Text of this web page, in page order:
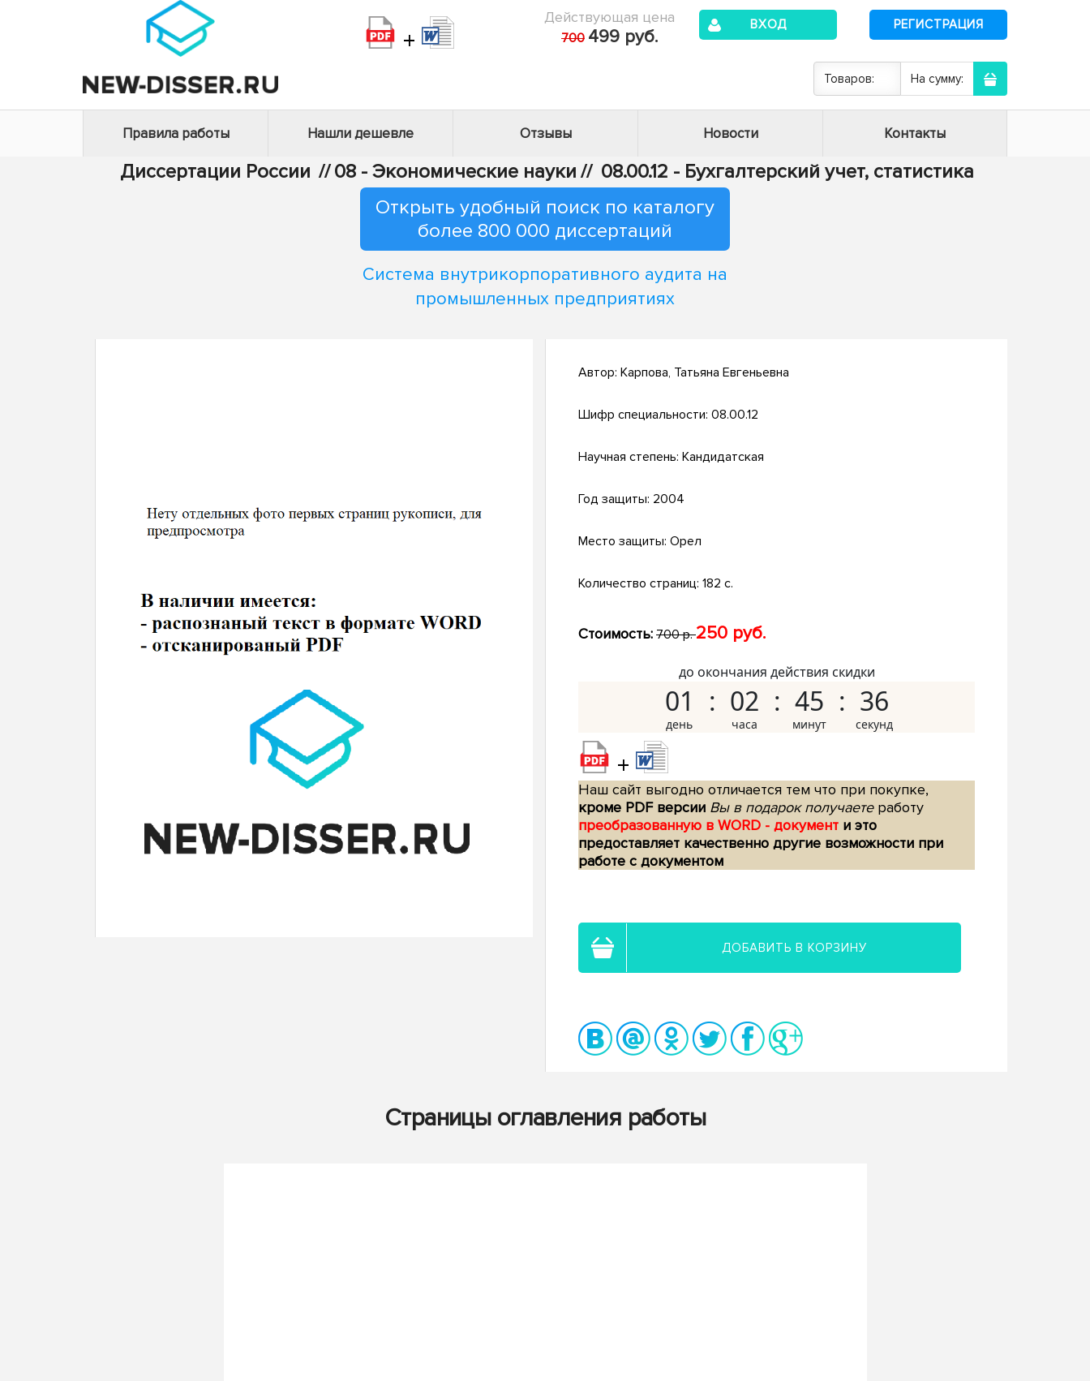
+
Действующая цена
700 499 руб.
ВХОД РЕГИСТРАЦИЯ
Товаров: На сумму:
Правила работы Нашли дешевле Отзывы Новости Контакты
Диссертации России // 08 - Экономические науки // 08.00.12 - Бухгалтерский учет, статистика
Открыть удобный поиск по каталогу
более 800 000 диссертаций
Система внутрикорпоративного аудита на
промышленных предприятиях
Автор: Карпова, Татьяна Евгеньевна
Шифр специальности: 08.00.12
Научная степень: Кандидатская
Год защиты: 2004
Место защиты: Орел
Количество страниц: 182 с.
Стоимость: 700 р.250 руб.
до окончания действия скидки
01 02 45 35
+
Наш сайт выгодно отличается тем что при покупке,
кроме PDF версии Вы в подарок получаетеработу
преобразованную в WORD - документ и это
предоставляет качественно другие возможности при
работе с документом
ДОБАВИТЬ В КОРЗИНУ
Страницы оглавления работы